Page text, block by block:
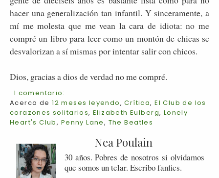
hacer una generalización tan infantil. Y sinceramente, a
mí me molesta que me vean la cara de idiota: no me
compré un libro para leer como un montón de chicas se
desvalorizan a sí mismas por intentar salir con chicos.
Dios, gracias a dios de verdad no me compré.
1 comentario:
Acerca de12 meses leyendo,Crítica,El Club de los
corazones solitarios, Elizabeth Eulberg, Lonely
Heart's Club, Penny Lane, The Beatles
Nea Poulain
30 años. Pobres de nosotros si olvidamos
que somos un telar. Escribo fanfics.